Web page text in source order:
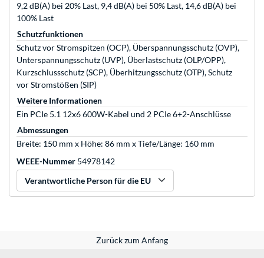
9,2 dB(A) bei 20% Last, 9,4 dB(A) bei 50% Last, 14,6 dB(A) bei
100% Last
Schutzfunktionen
Schutz vor Stromspitzen (OCP), Überspannungsschutz (OVP),
Unterspannungsschutz (UVP), Überlastschutz (OLP/OPP),
Kurzschlussschutz (SCP), Überhitzungsschutz (OTP), Schutz
vor Stromstößen (SIP)
Weitere Informationen
Ein PCIe 5.1 12x6 600W-Kabel und 2 PCIe 6+2-Anschlüsse
Abmessungen
Breite: 150 mm x Höhe: 86 mm x Tiefe/Länge: 160 mm
WEEE-Nummer 54978142
Verantwortliche Person für die EU
Zurück zum Anfang